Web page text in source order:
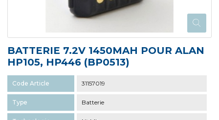
BATTERIE 7.2V 1450MAH POUR ALAN
HP105, HP446 (BP0513)
Code Article 31157019
Type Batterie